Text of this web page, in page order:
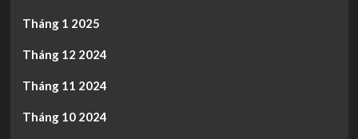
Tháng 1 2025
Tháng 12 2024
Tháng 11 2024
Tháng 10 2024